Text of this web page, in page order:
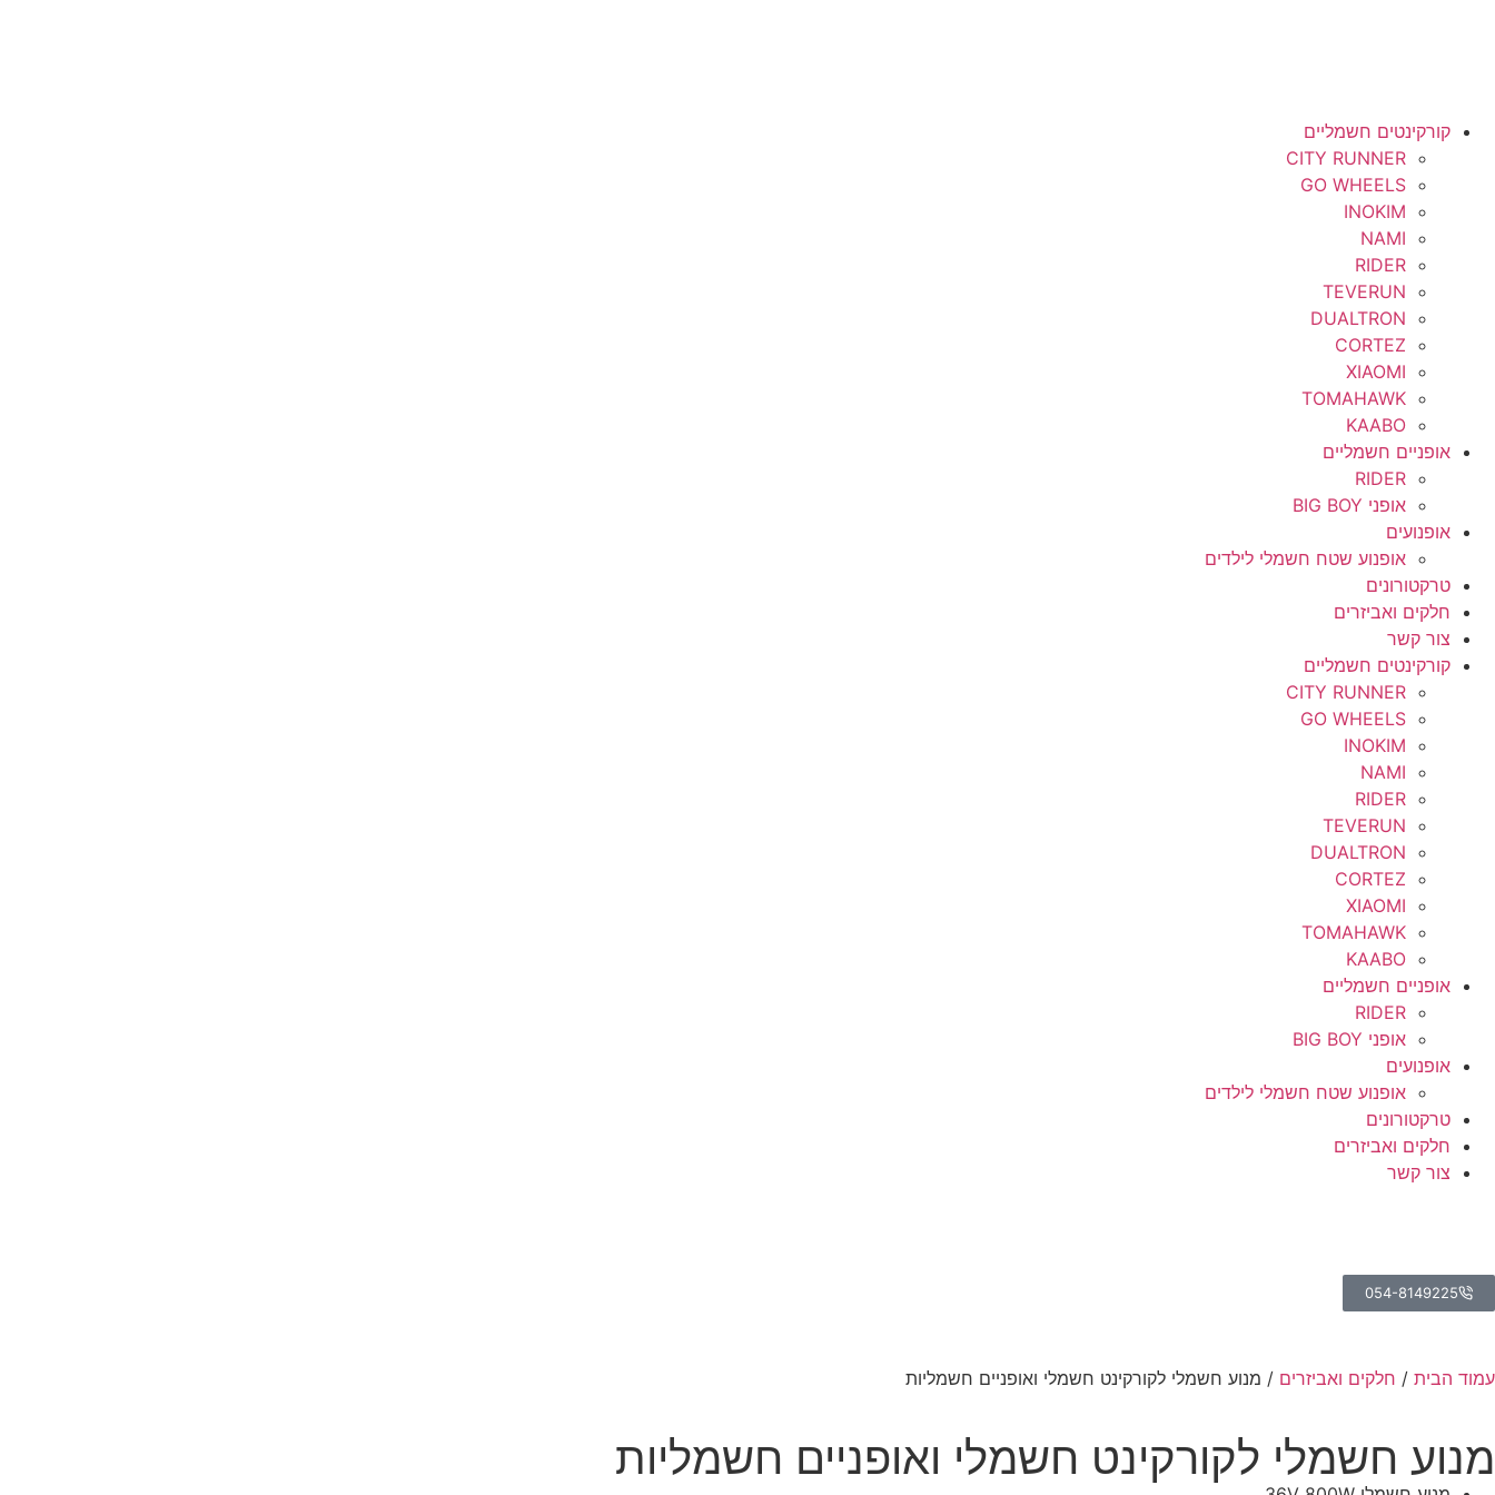
קורקינטים חשמליים
CITY RUNNER
GO WHEELS
INOKIM
NAMI
RIDER
TEVERUN
DUALTRON
CORTEZ
XIAOMI
TOMAHAWK
KAABO
אופניים חשמליים
RIDER
אופני BIG BOY
אופנועים
אופנוע שטח חשמלי לילדים
טרקטורונים
חלקים ואביזרים
צור קשר
קורקינטים חשמליים
CITY RUNNER
GO WHEELS
INOKIM
NAMI
RIDER
TEVERUN
DUALTRON
CORTEZ
XIAOMI
TOMAHAWK
KAABO
אופניים חשמליים
RIDER
אופני BIG BOY
אופנועים
אופנוע שטח חשמלי לילדים
טרקטורונים
חלקים ואביזרים
צור קשר
054-8149225
עמוד הבית / חלקים ואביזרים / מנוע חשמלי לקורקינט חשמלי ואופניים חשמליות
מנוע חשמלי לקורקינט חשמלי ואופניים חשמליות